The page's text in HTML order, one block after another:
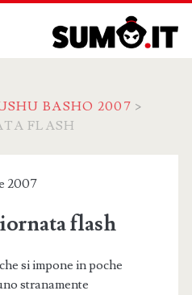
BASHO 2007 >
FLASH
2007
flash
si impone in poche
stranamente